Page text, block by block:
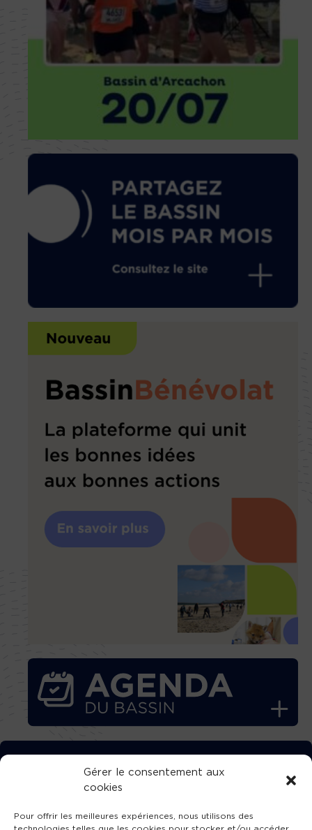
Gérer le consentement aux
cookies
Pour offrir les meilleures expériences, nous utilisons des
TÉLÉCHARGEZ GRATUITEMENT
L’APPLICATION TVBA !